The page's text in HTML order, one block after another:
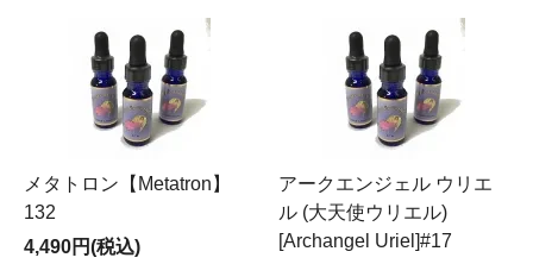
メタトロン【Metatron】
132
4,490円(税込)
アークエンジェル ウリエ
ル (大天使ウリエル)
[Archangel Uriel]#17